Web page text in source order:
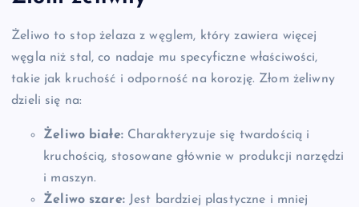
Żeliwo to stop żelaza z węglem, który zawiera więcej
węgla niż stal, co nadaje mu specyficzne właściwości,
takie jak kruchość i odporność na korozję. Złom żeliwny
dzieli się na:
Żeliwo białe:Charakteryzuje się twardością i
kruchością, stosowane głównie w produkcji narzędzi
i maszyn.
Żeliwo szare:Jest bardziej plastyczne i mniej